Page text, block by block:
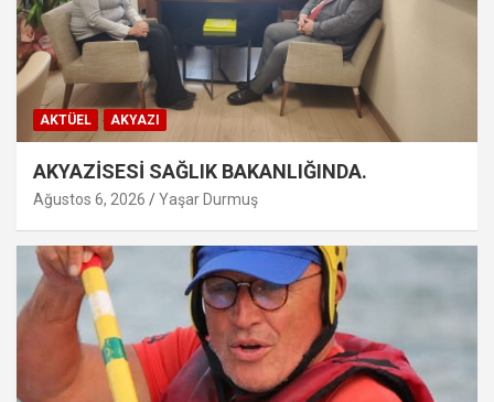
AKTÜEL AKYAZI
AKYAZİSESİ SAĞLIK BAKANLIĞINDA.
Ağustos 6, 2026 Yaşar Durmuş